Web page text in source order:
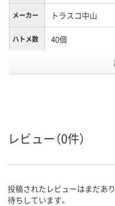
メーカー トラスコ中山
ハトメ数 40個
レビュー（0件）
投稿されたレビューはまだあ
待ちしています。